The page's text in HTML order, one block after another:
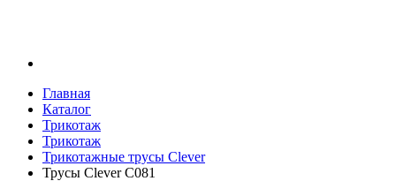
Главная
Каталог
Трикотаж
Трикотаж
Трикотажные трусы Clever
Трусы Clever C081